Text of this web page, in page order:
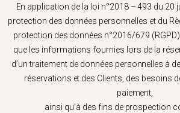
En application de la loi n°2018 – 493 du 20
protection des données personnelles et du
protection des données n°2016/679
que les informations fournies lors de la
d’un traitement de données personnelles à
réservations et des Clients, des besoins
paiement,
ainsi qu’à des fins de prospection